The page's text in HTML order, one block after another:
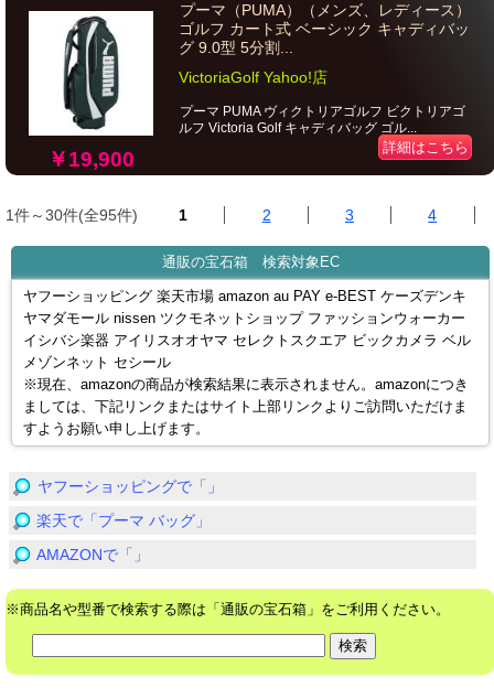
￥19,900
プーマ（PUMA）（メンズ、レディース）
ゴルフ カート式 ベーシック キャディバッ
グ 9.0型 5分割...
VictoriaGolf Yahoo!店
プーマ PUMA ヴィクトリアゴルフ ビクトリアゴ
ルフ Victoria Golf キャディバッグ ゴル...
詳細はこちら
1件～30件(全95件) 1 2 3 4
通販の宝石箱 検索対象EC
ヤフーショッピング 楽天市場 amazon au PAY e-BEST ケーズデンキ
ヤマダモール nissen ツクモネットショップ ファッションウォーカー
イシバシ楽器 アイリスオオヤマ セレクトスクエア ビックカメラ ベル
メゾンネット セシール
※現在、amazonの商品が検索結果に表示されません。amazonにつき
ましては、下記リンクまたはサイト上部リンクよりご訪問いただけま
すようお願い申し上げます。
ヤフーショッピングで「」
楽天で「プーマ バッグ」
AMAZONで「」
※商品名や型番で検索する際は「通販の宝石箱」をご利用ください。